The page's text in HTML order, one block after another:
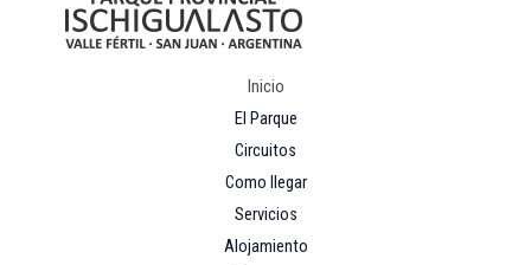
Inicio
El Parque
Circuitos
Como llegar
Servicios
Alojamiento